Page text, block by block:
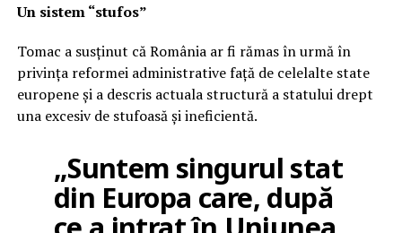
Un sistem “stufos”
Tomac a susținut că România ar fi rămas în urmă în
privința reformei administrative față de celelalte state
europene și a descris actuala structură a statului drept
una excesiv de stufoasă și ineficientă.
„Suntem singurul stat
din Europa care, după